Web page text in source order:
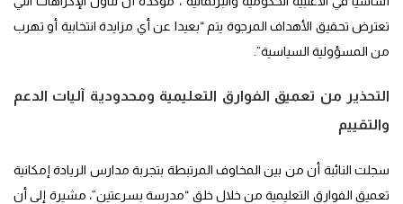
تعترض تحقيق الأهداف المرجوة يتم “بعيدا عن أي مزايدة انتخابية أو تهرب
من المسؤولية السياسية”.
التحذير من تعميق الفوارق التعليمية ومحدودية آليات الدعم
والتقييم
سجلت النائبة أن من بين المخاوف المرتبطة بتجربة مدارس الريادة إمكانية
تعميق الفوارق التعليمية من خلال خلق “مدرسة بسرعتين”، مشيرة إلى أن